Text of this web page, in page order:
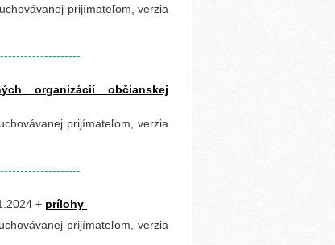
prijímateľom, verzia
organizácií občianskej
prijímateľom, verzia
+ prílohy
prijímateľom, verzia